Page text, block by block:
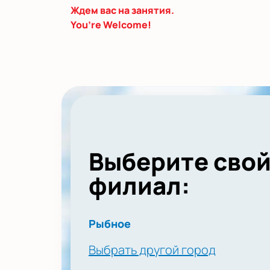
Ждем вас на занятия.
You’re Welcome!
Выберите
филиал:
Рыбное
Выбрать другой город